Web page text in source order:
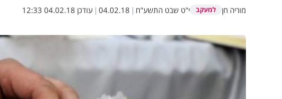
מוריה חן למעקב י"ט שבט התשע"ח |
04.02.18
| עודכן 04.02.18 12:33